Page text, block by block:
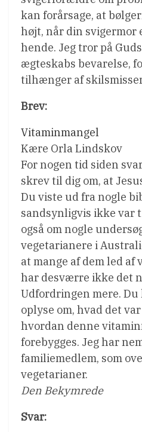
kan forårsage, at
højt, når din svigermor
hende. Jeg tror på
ægteskabs bevarelse,
tilhænger af
Brev:
Vitaminmangel
Kære Orla Lindskov
For nogen tid siden
skrev til dig om, at
Du viste ud fra nogle
sandsynligvis ikke var
også om nogle
vegetarianere i
at mange af dem led af
har desværre ikke det
Udfordringen mere.
oplyse om, hvad det
hvordan denne
forebygges. Jeg har
familiemedlem, som
vegetarianer.
Den Bekymrede
Svar: